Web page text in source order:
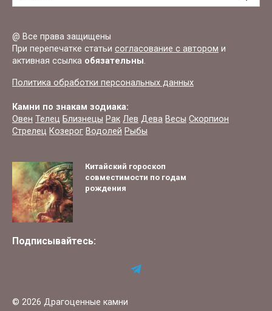
@ Все права защищены
При перепечатке статьи согласование с автором и
активная ссылка обязательны.
Политика обработки персональных данных
Камни по знакам зодиака:
Овен Телец Близнецы Рак Лев Дева Весы Скорпион
Стрелец Козерог Водолей Рыбы
Китайский гороскоп
совместимости по годам
рождения
Подписывайтесь:
© 2026 Драгоценные камни